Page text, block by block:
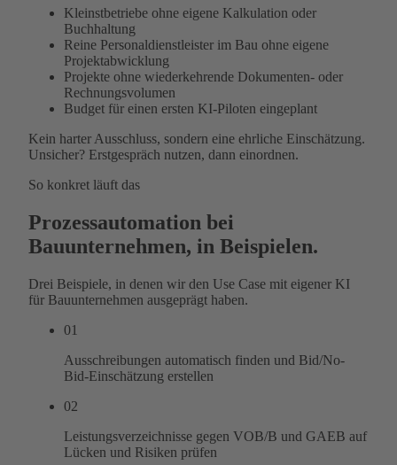
Kleinstbetriebe ohne eigene Kalkulation oder
Buchhaltung
Reine Personaldienstleister im Bau ohne eigene
Projektabwicklung
Projekte ohne wiederkehrende Dokumenten- oder
Rechnungsvolumen
Budget für einen ersten KI-Piloten eingeplant
Kein harter Ausschluss, sondern eine ehrliche Einschätzung.
Unsicher? Erstgespräch nutzen, dann einordnen.
So konkret läuft das
Prozessautomation bei
Bauunternehmen, in Beispielen.
Drei Beispiele, in denen wir den Use Case mit eigener KI
für Bauunternehmen ausgeprägt haben.
01
Ausschreibungen automatisch finden und Bid/No-
Bid-Einschätzung erstellen
02
Leistungsverzeichnisse gegen VOB/B und GAEB auf
Lücken und Risiken prüfen